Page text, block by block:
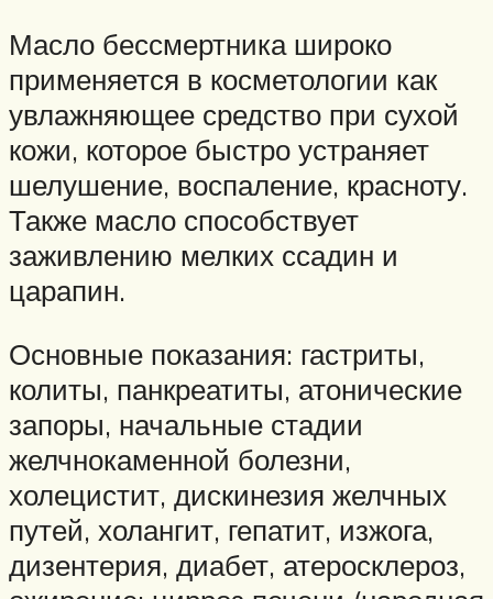
Масло бессмертника широко
применяется в косметологии как
увлажняющее средство при сухой
кожи, которое быстро устраняет
шелушение, воспаление, красноту.
Также масло способствует
заживлению мелких ссадин и
царапин.
Основные показания: гастриты,
колиты, панкреатиты, атонические
запоры, начальные стадии
желчнокаменной болезни,
холецистит, дискинезия желчных
путей, холангит, гепатит, изжога,
дизентерия, диабет, атеросклероз,